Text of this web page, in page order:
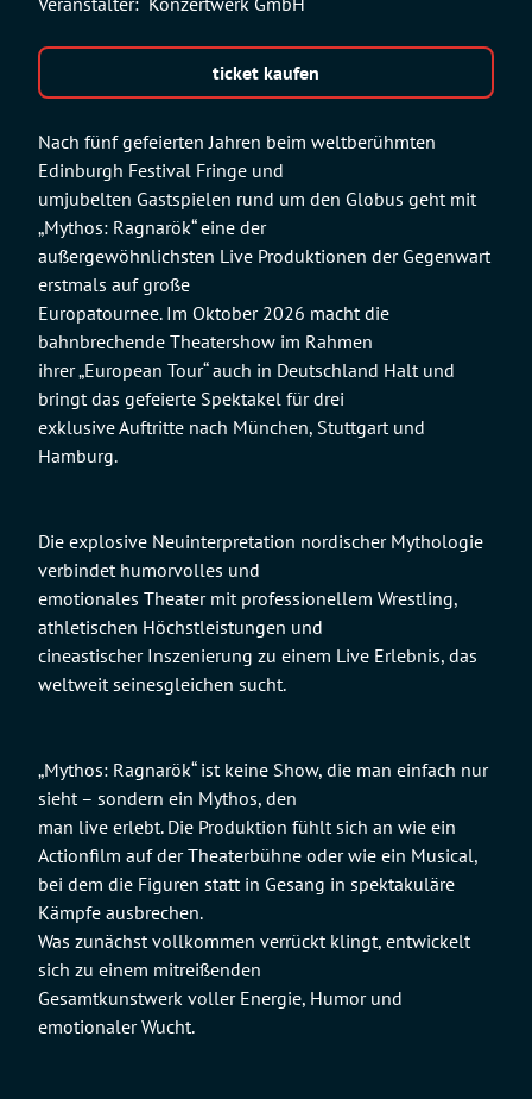
Nach fünf gefeierten Jahren beim weltberühmten
Edinburgh Festival Fringe und
umjubelten Gastspielen rund um den Globus geht mit
„Mythos: Ragnarök“ eine der
außergewöhnlichsten Live Produktionen der Gegenwart
erstmals auf große
Europatournee. Im Oktober 2026 macht die
bahnbrechende Theatershow im Rahmen
ihrer „European Tour“ auch in Deutschland Halt und
bringt das gefeierte Spektakel für drei
exklusive Auftritte nach München, Stuttgart und
Hamburg.
Die explosive Neuinterpretation nordischer Mythologie
verbindet humorvolles und
emotionales Theater mit professionellem Wrestling,
athletischen Höchstleistungen und
cineastischer Inszenierung zu einem Live Erlebnis, das
weltweit seinesgleichen sucht.
„Mythos: Ragnarök“ ist keine Show, die man einfach nur
sieht – sondern ein Mythos, den
man live erlebt. Die Produktion fühlt sich an wie ein
Actionfilm auf der Theaterbühne oder wie ein Musical,
bei dem die Figuren statt in Gesang in spektakuläre
Kämpfe ausbrechen.
Was zunächst vollkommen verrückt klingt, entwickelt
sich zu einem mitreißenden
Gesamtkunstwerk voller Energie, Humor und
emotionaler Wucht.
ticket kaufen